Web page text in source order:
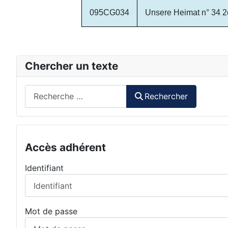
Chercher un texte
Rechercher
Accès adhérent
Identifiant
Mot de passe
095CG034 Unsere Heimat n° 34